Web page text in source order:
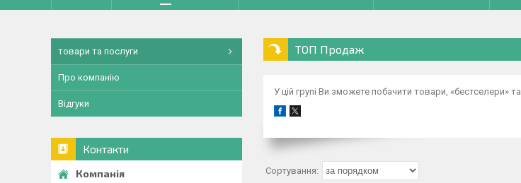
ТОП Продаж
У цій групі Ви зможете побачити товари, «бестселери» та
товари та послуги
Про компанію
Відгуки
Контакти